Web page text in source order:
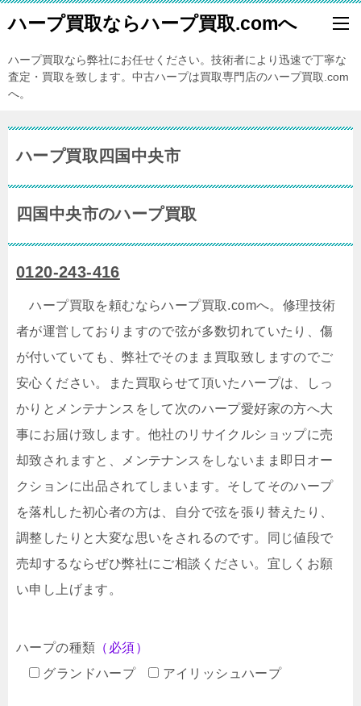
ハープ買取ならハープ買取.comへ
ハープ買取なら弊社にお任せください。技術者により迅速で丁寧な
査定・買取を致します。中古ハープは買取専門店のハープ買取.com
へ。
ハープ買取四国中央市
四国中央市のハープ買取
0120-243-416
ハープ買取を頼むならハープ買取.comへ。修理技術
者が運営しておりますので弦が多数切れていたり、傷
が付いていても、弊社でそのまま買取致しますのでご
安心ください。また買取らせて頂いたハープは、しっ
かりとメンテナンスをして次のハープ愛好家の方へ大
事にお届け致します。他社のリサイクルショップに売
却致されますと、メンテナンスをしないまま即日オー
クションに出品されてしまいます。そしてそのハープ
を落札した初心者の方は、自分で弦を張り替えたり、
調整したりと大変な思いをされるのです。同じ値段で
売却するならぜひ弊社にご相談ください。宜しくお願
い申し上げます。
ハープの種類 （必須）
グランドハープ
アイリッシュハープ